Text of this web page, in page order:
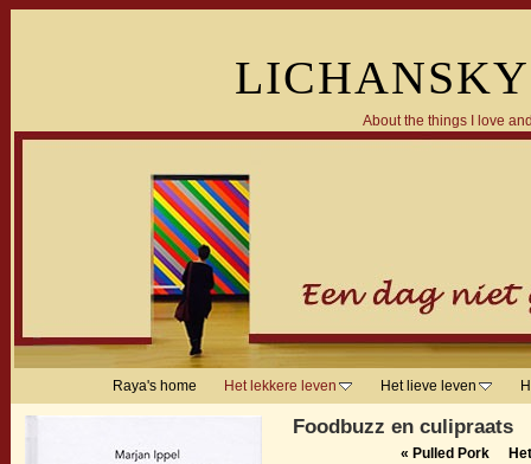
About the things I love
Raya's home Het lekkere leven Het lieve leven
Foodbuzz en culipraats
« Pulled Pork